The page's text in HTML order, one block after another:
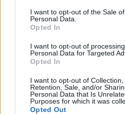
I want to opt-out of the Sale
Personal Data.
Opted In
I want to opt-out of
Personal Data for Targeted
Opted In
I want to opt-out of Collection,
Retention, Sale, and/or
Personal Data that Is
Purposes for which it was
Opted Out
assunto in una Società
lontano un miglio
Rispondi
22 Agosto 2024, 14:55 14:55
Non vorrei pensare male, ma